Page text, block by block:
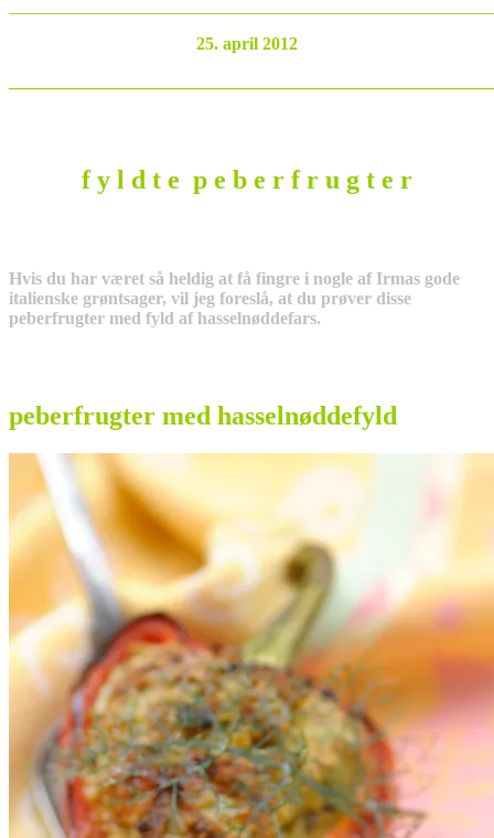
25. april 2012
f y l d t e p e b e r f r u g t e r
Hvis du har været så heldig at få fingre i nogle af Irmas gode
italienske grøntsager, vil jeg foreslå, at du prøver disse
peberfrugter med fyld af hasselnøddefars.
peberfrugter med hasselnøddefyld